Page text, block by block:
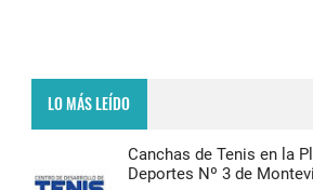
LO MÁS LEÍDO
Canchas de Tenis en la
Deportes Nº 3 de